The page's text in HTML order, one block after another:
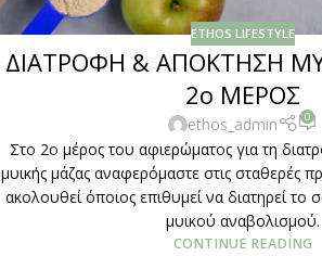
ETHOS LIFESTYLE
ΔΙΑΤΡΟΦΗ & ΑΠΟΚΤΗΣΗ
2ο ΜΕΡΟΣ
ethos_admin 0
Στο 2ο μέρος του αφιερώματος για τη
μυικής μάζας αναφερόμαστε στις σταθερές
ακολουθεί όποιος επιθυμεί να διατηρεί
μυικού αναβολισμού.
CONTINUE READING